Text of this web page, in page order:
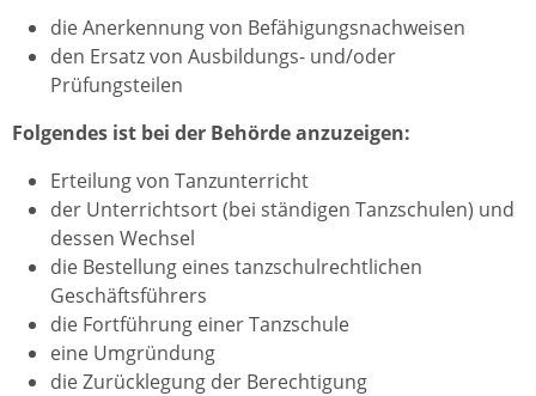
die Anerkennung von Befähigungsnachweisen
den Ersatz von Ausbildungs- und/oder
Prüfungsteilen
Folgendes ist bei der Behörde anzuzeigen:
Erteilung von Tanzunterricht
der Unterrichtsort (bei ständigen Tanzschulen) und
dessen Wechsel
die Bestellung eines tanzschulrechtlichen
Geschäftsführers
die Fortführung einer Tanzschule
eine Umgründung
die Zurücklegung der Berechtigung